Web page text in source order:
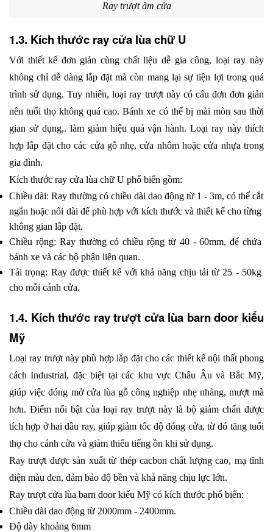
Ray trượt âm cửa
1.3. Kích thước ray cửa lùa chữ U
Với thiết kế đơn giản cùng chất liệu dễ gia công, loại ray này
không chỉ dễ dàng lắp đặt mà còn mang lại sự tiện lợi trong quá
trình sử dụng. Tuy nhiên, loại ray trượt này có cấu đơn đơn giản
nên tuổi thọ không quá cao. Bánh xe có thể bị mài mòn sau thời
gian sử dụng,. làm giảm hiệu quả vận hành. Loại ray này thích
hợp lắp đặt cho các cửa gỗ nhẹ, cửa nhôm hoặc cửa nhựa trong
gia đình.
Kích thước ray cửa lùa chữ U phổ biến gồm:
Chiều dài: Ray thường có chiều dài dao động từ 1 - 3m, có thể cắt
ngắn hoặc nối dài để phù hợp với kích thước và thiết kế cho từng
không gian lắp đặt.
Chiều rộng: Ray thường có chiều rộng từ 40 - 60mm, để chứa
bánh xe và các bộ phận liên quan.
Tải trọng: Ray được thiết kế với khả năng chịu tải từ 25 - 50kg
cho mỗi cánh cửa.
1.4. Kích thước ray trượt cửa lùa barn door kiểu
Mỹ
Loại ray trượt này phù hợp lắp đặt cho các thiết kế nội thất phong
cách Industrial, đặc biệt tại các khu vực Châu Âu và Bắc Mỹ,
giúp việc đóng mở cửa lùa gỗ công nghiệp nhẹ nhàng, mượt mà
hơn. Điểm nổi bật của loại ray trượt này là bộ giảm chấn được
tích hợp ở hai đầu ray, giúp giảm tốc độ đóng cửa, từ đó tăng tuổi
thọ cho cánh cửa và giảm thiểu tiếng ồn khi sử dụng.
Ray trượt được sản xuất từ thép cacbon chất lượng cao, mạ tĩnh
điện màu đen, đảm bảo độ bền và khả năng chịu lực lớn.
Ray trượt cửa lùa barn door kiểu Mỹ có kích thước phổ biến:
Chiều dài dao động từ 2000mm - 2400mm.
Độ dày khoảng 6mm